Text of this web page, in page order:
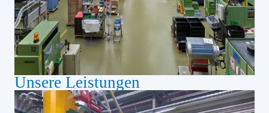
Unsere Leistungen